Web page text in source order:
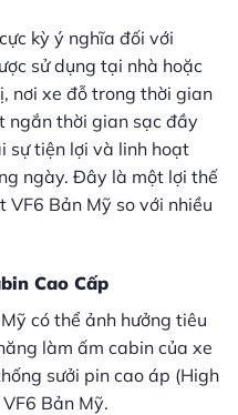
kỳ ý nghĩa đối với
sử dụng tại nhà hoặc
nơi xe đỗ trong thời gian
ngắn thời gian sạc đầy
sự tiện lợi và linh hoạt
ngày. Đây là một lợi thế
Bản Mỹ so với nhiều
Cao Cấp
có thể ảnh hưởng tiêu
làm ấm cabin của xe
sưởi pin cao áp (High
Bản Mỹ.